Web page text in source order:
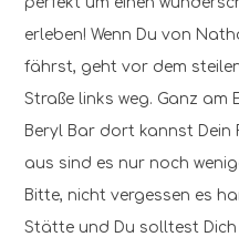
erleben! Wenn Du von
fährst, geht vor dem
Straße links weg. Ganz am
Beryl Bar dort kannst
aus sind es nur noch
Bitte, nicht vergessen es
Stätte und Du solltest